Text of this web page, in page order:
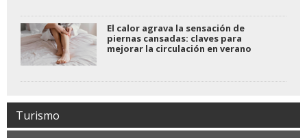
El calor agrava la sensación de
piernas cansadas: claves para
mejorar la circulación en verano
Turismo